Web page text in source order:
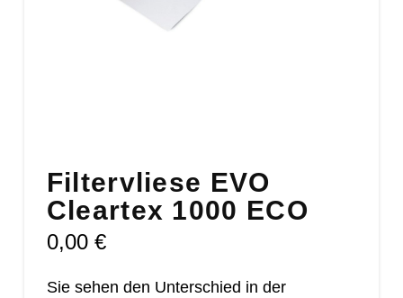
Filtervliese EVO
Cleartex 1000 ECO
0,00 €
Sie sehen den Unterschied in der